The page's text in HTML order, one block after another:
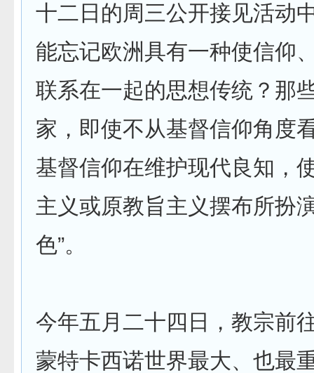
十二日的周三公开接见活动
能忘记欧洲具有一种使信仰
联系在一起的思想传统？那
家，即使不从基督信仰角度
基督信仰在维护现代良知，
主义或原教旨主义摆布所扮
色”。
今年五月二十四日，教宗前
蒙特卡西诺世界最大、也最